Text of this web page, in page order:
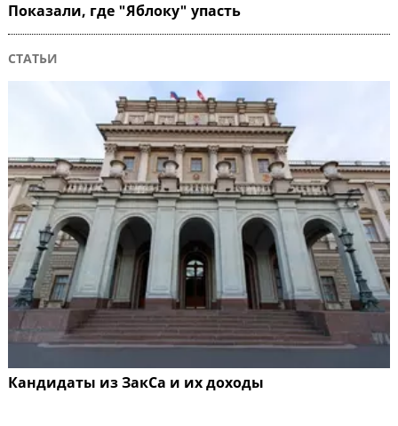
Показали, где "Яблоку" упасть
СТАТЬИ
Кандидаты из ЗакСа и их доходы